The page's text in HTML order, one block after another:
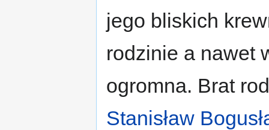
jego bliskich
rodzinie a nawet
ogromna. Brat
Stanisław